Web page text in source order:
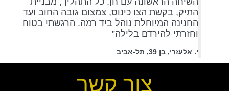
התיק, בקשת הצו כינוס, צמצום גובה החוב ועד
החנינה המיוחלת נוהל ביד רמה. הרגשתי בטוח
וחזרתי להירדם בלילה”
י. אלעזרי, בן 39, תל-אביב
צור קשר